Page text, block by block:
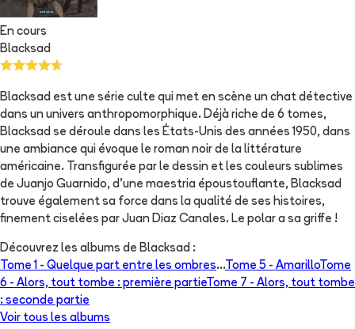
En cours
Blacksad
Blacksad est une série culte qui met en scène un chat détective
dans un univers anthropomorphique. Déjà riche de 6 tomes,
Blacksad se déroule dans les États-Unis des années 1950, dans
une ambiance qui évoque le roman noir de la littérature
américaine. Transfigurée par le dessin et les couleurs sublimes
de Juanjo Guarnido, d'une maestria époustouflante, Blacksad
trouve également sa force dans la qualité de ses histoires,
finement ciselées par Juan Diaz Canales. Le polar a sa griffe !
Découvrez les albums de Blacksad :
Tome 1 - Quelque part entre les ombres...Tome 5 - AmarilloTome
6 - Alors, tout tombe : première partieTome 7 - Alors, tout tombe
: seconde partie
Voir tous les albums